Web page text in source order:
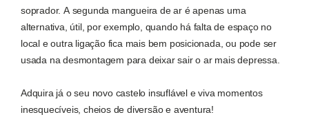
soprador. A segunda mangueira de ar é apenas uma
alternativa, útil, por exemplo, quando há falta de espaço no
local e outra ligação fica mais bem posicionada, ou pode ser
usada na desmontagem para deixar sair o ar mais depressa.
Adquira já o seu novo castelo insuflável e viva momentos
inesquecíveis, cheios de diversão e aventura!